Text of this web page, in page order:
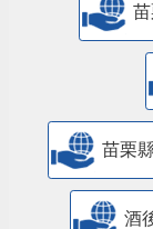
苗栗
酒